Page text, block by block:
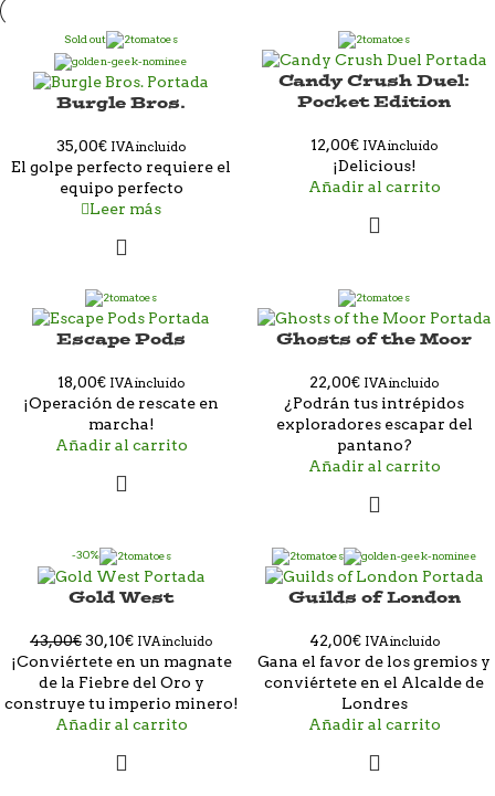
Sold out
Burgle Bros.
35,00€ IVA incluido
El golpe perfecto requiere el
equipo perfecto
Leer más
Candy Crush Duel:
Pocket Edition
12,00€ IVA incluido
¡Delicious!
Añadir al carrito
Escape Pods
18,00€ IVA incluido
¡Operación de rescate en
marcha!
Añadir al carrito
Ghosts of the Moor
22,00€ IVA incluido
¿Podrán tus intrépidos
exploradores escapar del
pantano?
Añadir al carrito
-30%
Gold West
43,00€30,10€ IVA incluido
¡Conviértete en un magnate
de la Fiebre del Oro y
construye tu imperio minero!
Añadir al carrito
Guilds of London
42,00€ IVA incluido
Gana el favor de los gremios y
conviértete en el Alcalde de
Londres
Añadir al carrito